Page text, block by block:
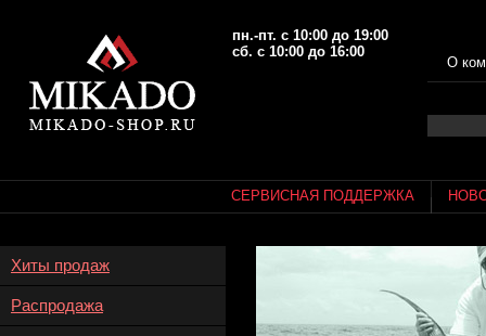
пн.-пт. с 10:00 до 19:00
сб. с 10:00 до 16:00
О
СЕРВИСНАЯ ПОДДЕРЖКА
Хиты продаж
Распродажа